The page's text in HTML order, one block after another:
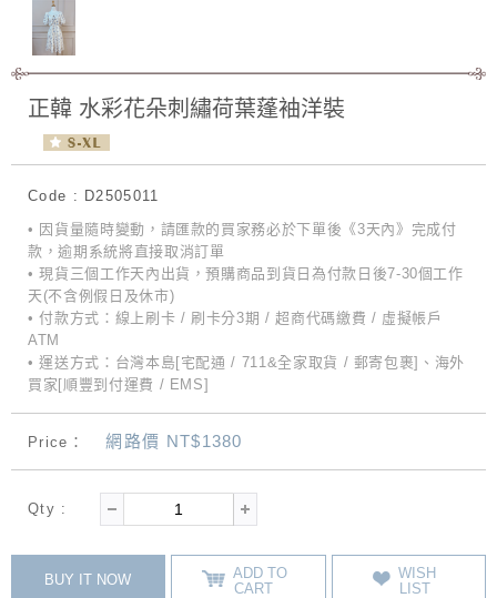
正韓 水彩花朵刺繡荷葉蓬袖洋裝
Code : D2505011
• 因貨量隨時變動，請匯款的買家務必於下單後《3天內》完成付
款，逾期系統將直接取消訂單
• 現貨三個工作天內出貨，預購商品到貨日為付款日後7-30個工作
天(不含例假日及休市)
• 付款方式：線上刷卡 / 刷卡分3期 / 超商代碼繳費 / 虛擬帳戶
ATM
• 運送方式：台灣本島[宅配通 / 711&全家取貨 / 郵寄包裹]、海外
買家[順豐到付運費 / EMS]
Price：網路價 NT$1380
Qty :
BUY IT NOW
ADD TO
CART
WISH
LIST